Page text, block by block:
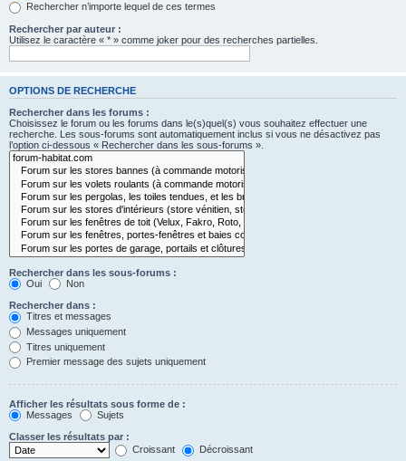
Rechercher n’importe lequel de ces termes
Rechercher par auteur :
Utilisez le caractère « * » comme joker pour des recherches partielles.
OPTIONS DE RECHERCHE
Rechercher dans les forums :
Choisissez le forum ou les forums dans le(s)quel(s) vous souhaitez effectuer une
recherche. Les sous-forums sont automatiquement inclus si vous ne désactivez pas
l’option ci-dessous « Rechercher dans les sous-forums ».
Rechercher dans les sous-forums :
Oui
Non
Rechercher dans :
Titres et messages
Messages uniquement
Titres uniquement
Premier message des sujets uniquement
Afficher les résultats sous forme de :
Messages
Sujets
Classer les résultats par :
Croissant
Décroissant